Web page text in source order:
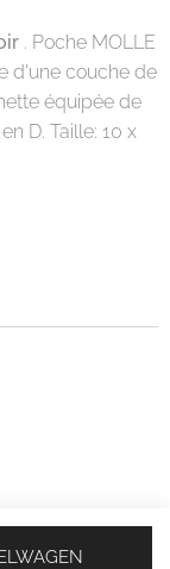
. Poche MOLLE
d'une couche de
équipée de
D. Taille: 10 x